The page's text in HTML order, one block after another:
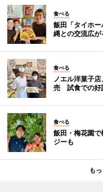
食べる
飯田「タイホ
縄との交流広が
食べる
ノエル洋菓子
売 試食での好
食べる
飯田・梅花園
ジーも
も